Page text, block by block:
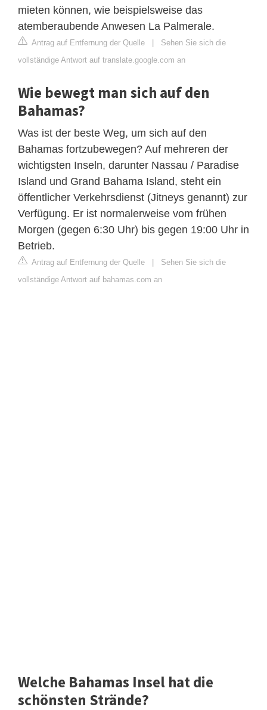
mieten können, wie beispielsweise das
atemberaubende Anwesen La Palmerale.
Antrag auf Entfernung der Quelle | Sehen Sie sich die
vollständige Antwort auf translate.google.com an
Wie bewegt man sich auf den
Bahamas?
Was ist der beste Weg, um sich auf den
Bahamas fortzubewegen? Auf mehreren der
wichtigsten Inseln, darunter Nassau / Paradise
Island und Grand Bahama Island, steht ein
öffentlicher Verkehrsdienst (Jitneys genannt) zur
Verfügung. Er ist normalerweise vom frühen
Morgen (gegen 6:30 Uhr) bis gegen 19:00 Uhr in
Betrieb.
Antrag auf Entfernung der Quelle | Sehen Sie sich die
vollständige Antwort auf bahamas.com an
Welche Bahamas Insel hat die
schönsten Strände?